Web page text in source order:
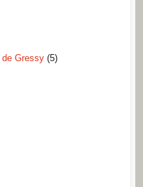
Gressy(5)